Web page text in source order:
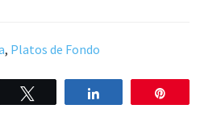
, Platos de Fondo
Compartir